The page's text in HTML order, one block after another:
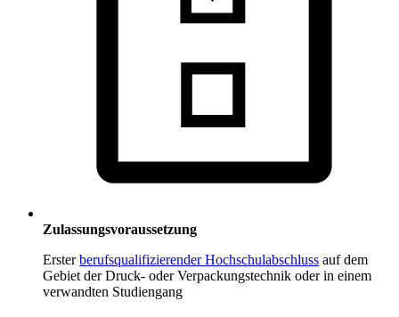
Zulassungsvoraussetzung
Ersterberufsqualifizierender Hochschulabschluss auf dem
Gebiet der Druck- oder Verpackungstechnik oder in einem
verwandten Studiengang